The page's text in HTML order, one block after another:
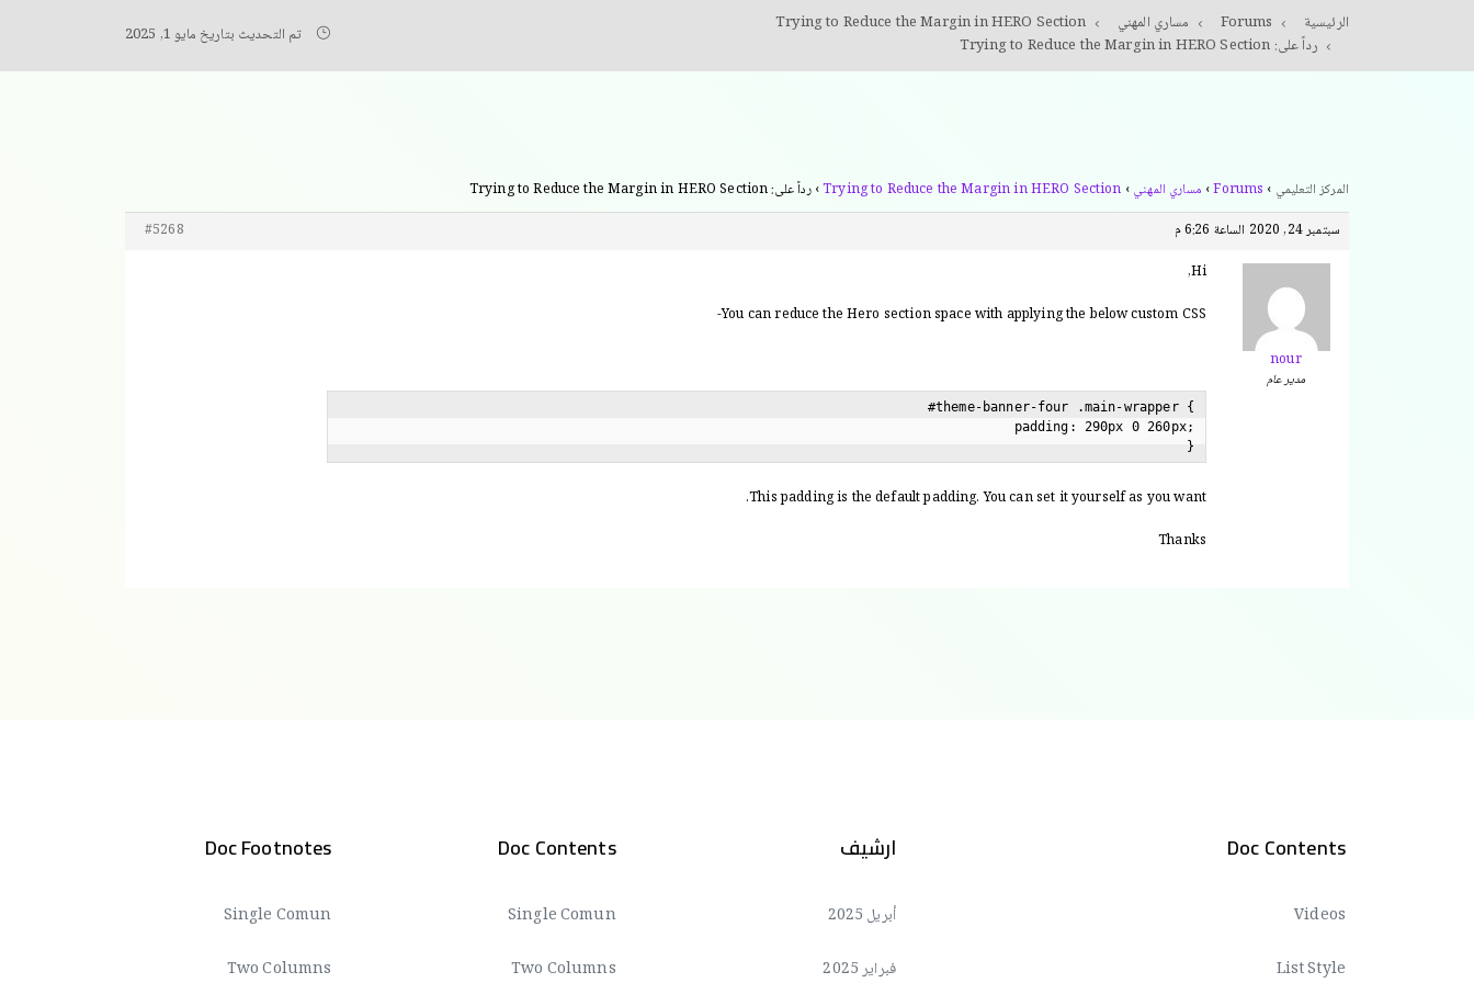
الرئيسية Forums مساري المهني
Trying to Reduce the Margin in HERO Section
رداً على: Trying to Reduce the Margin in HERO Section
تم التحديث بتاريخ مايو 1, 2025
المركز التعليمي ›
Forums
› مساري المهني›
Trying to Reduce the Margin in HERO Section
›رداً على: Trying to Reduce the Margin in HERO Section
سبتمبر 24, 2020 الساعة 6:26 م
#5268
nour
مدير عام
Hi,
You can reduce the Hero section space with applying the below custom CSS-
#theme-banner-four .main-wrapper {
    padding: 290px 0 260px;
This padding is the default padding. You can set it yourself as you want.
Thanks
Doc Contents
Videos
List Style
ارشيف
أبريل 2025
فبراير 2025
Doc Contents
Single Comun
Two Columns
Doc Footnotes
Single Comun
Two Columns